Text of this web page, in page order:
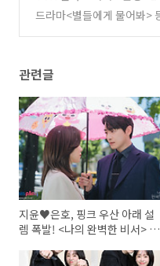
과 사랑의 서막"
(4)
드라마<별들에게 물어봐>
관련글
지윤♥은호, 핑크 우산 아래 설
렘 폭발! <나의 완벽한 비서> 3